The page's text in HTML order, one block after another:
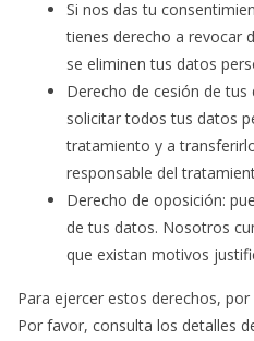
Si nos das tu
tienes derecho a revocar
se eliminen tus datos
Derecho de cesión de
solicitar todos tus datos
tratamiento y a
responsable del
Derecho de oposición:
de tus datos. Nosotros
que existan motivos
Para ejercer estos derechos,
Por favor, consulta los detalles